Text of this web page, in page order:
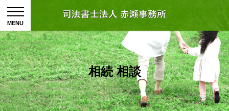
相続 相談